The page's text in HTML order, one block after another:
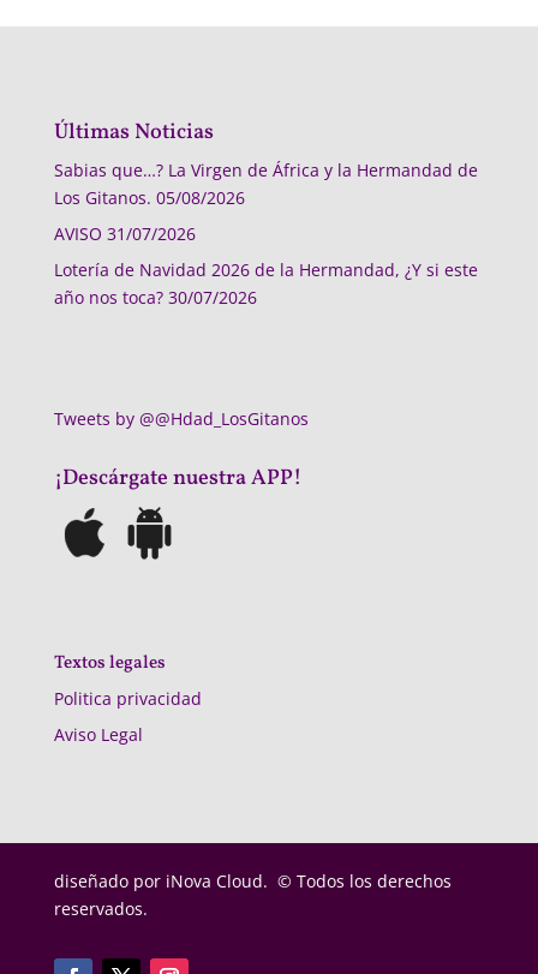
Últimas Noticias
Sabias que…? La Virgen de África y la Hermandad de
Los Gitanos. 05/08/2026
AVISO 31/07/2026
Lotería de Navidad 2026 de la Hermandad, ¿Y si este
año nos toca? 30/07/2026
Tweets by @@Hdad_LosGitanos
¡Descárgate nuestra APP!
Textos legales
Politica privacidad
Aviso Legal
diseñado por iNova Cloud. © Todos los derechos
reservados.